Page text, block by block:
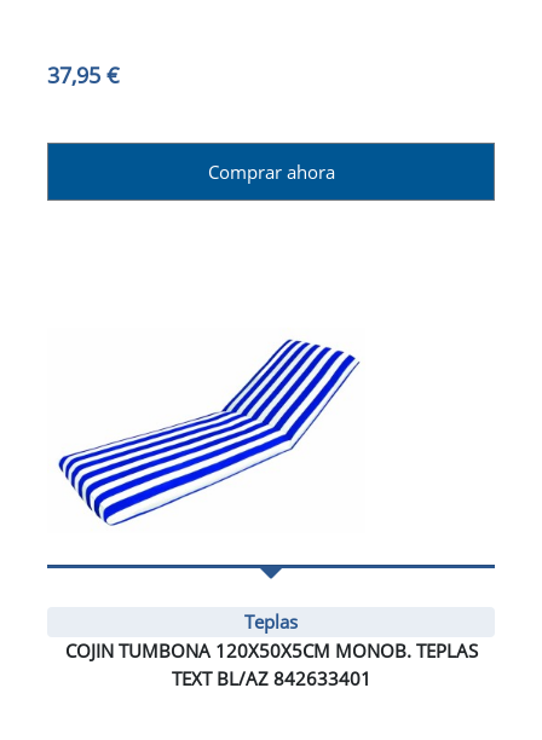
37,95 €
Comprar ahora
Teplas
COJIN TUMBONA 120X50X5CM MONOB. TEPLAS
TEXT BL/AZ 842633401